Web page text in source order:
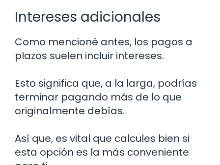
Intereses adicionales
Como mencioné antes, los pagos a
plazos suelen incluir intereses.
Esto significa que, a la larga, podrías
terminar pagando más de lo que
originalmente debías.
Así que, es vital que calcules bien si
esta opción es la más conveniente